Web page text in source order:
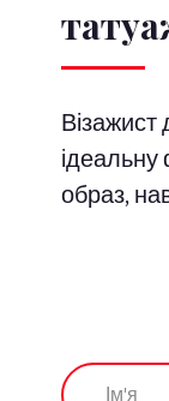
образ,